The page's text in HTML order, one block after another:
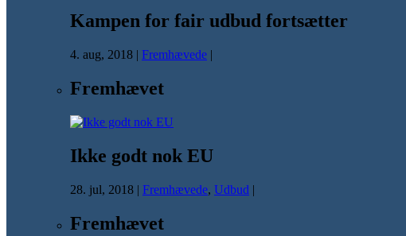
Kampen for fair udbud fortsætter
4. aug, 2018 | Fremhævede |
Fremhævet
Ikke godt nok EU
28. jul, 2018 | Fremhævede, Udbud |
Fremhævet